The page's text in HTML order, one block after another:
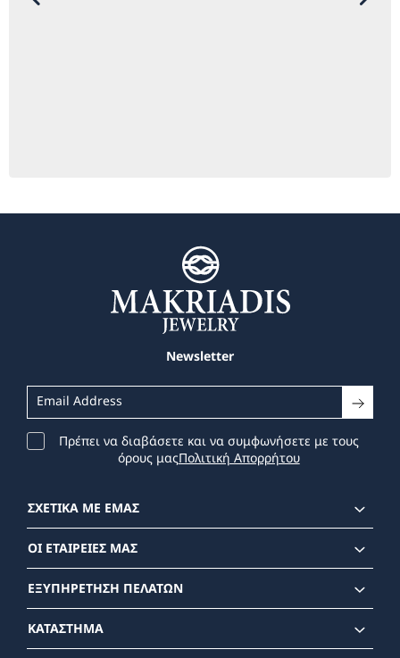
Newsletter
Πρέπει να διαβάσετε και να συμφωνήσετε με τους
όρους μαςΠολιτική Απορρήτου
ΣΧΕΤΙΚΑ ΜΕ ΕΜΑΣ
ΟΙ ΕΤΑΙΡΕΙΕΣ ΜΑΣ
ΕΞΥΠΗΡΕΤΗΣΗ ΠΕΛΑΤΩΝ
ΚΑΤΑΣΤΗΜΑ